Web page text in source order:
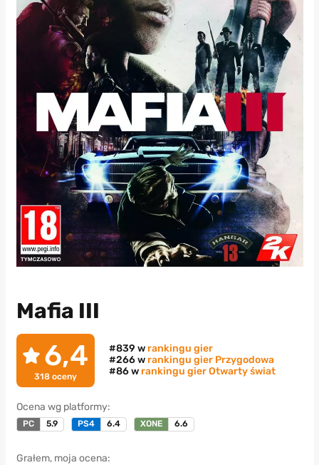
Mafia III
6,4
318oceny
#839 w rankingu gier
#266 w rankingu gier Przygodowa
#86 w rankingu gier Otwarty świat
Ocena wg platformy:
PC 5.9 PS4 6.4 XONE 6.6
Grałem, moja ocena: